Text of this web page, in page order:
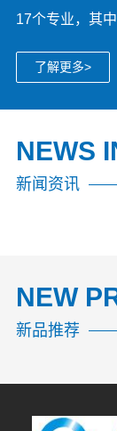
17个专业，其
了解更多>
NEWS
新闻资讯
NEW
新品推荐